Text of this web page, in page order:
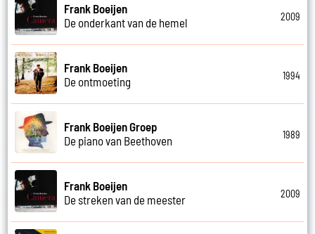
Frank Boeijen
De onderkant van de hemel
2009
Frank Boeijen
De ontmoeting
1994
Frank Boeijen Groep
De piano van Beethoven
1989
Frank Boeijen
De streken van de meester
2009